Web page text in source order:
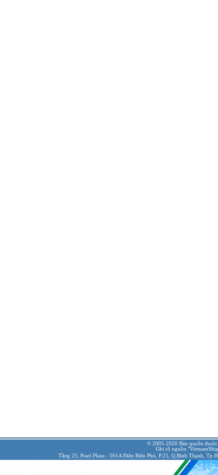
© 2005-2020 Bản quyền
Ghi rõ nguồn
Tầng 25, Pearl Plaza - 561A Điện Biên Phủ, P.25, Q.Bình Thạnh,